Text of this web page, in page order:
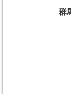
群